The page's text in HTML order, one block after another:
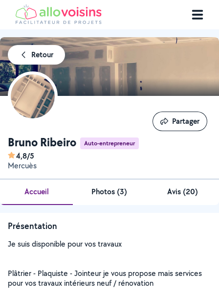
Retour
Bruno Ribeiro Auto-entrepreneur
4,8/5
Mercuès
Partager
Partager
Accueil Photos (3) Avis (20)
Présentation
Je suis disponible pour vos travaux
Plâtrier - Plaquiste - Jointeur je vous propose mais services
pour vos travaux intérieurs neuf / rénovation